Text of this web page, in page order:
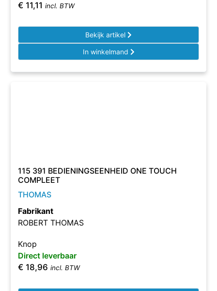
€ 11,11 incl. BTW
Bekijk artikel
In winkelmand
115 391 BEDIENINGSEENHEID ONE TOUCH
COMPLEET
THOMAS
Fabrikant
ROBERT THOMAS
Knop
Direct leverbaar
€ 18,96 incl. BTW